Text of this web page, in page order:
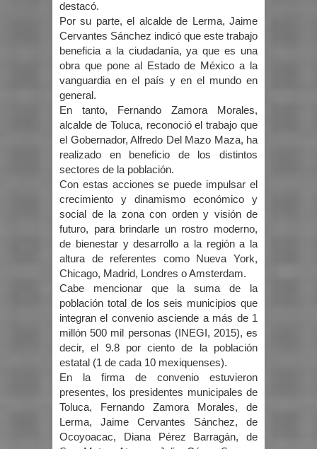
destacó.
Por su parte, el alcalde de Lerma, Jaime
Cervantes Sánchez indicó que este trabajo
beneficia a la ciudadanía, ya que es una
obra que pone al Estado de México a la
vanguardia en el país y en el mundo en
general.
En tanto, Fernando Zamora Morales,
alcalde de Toluca, reconoció el trabajo que
el Gobernador, Alfredo Del Mazo Maza, ha
realizado en beneficio de los distintos
sectores de la población.
Con estas acciones se puede impulsar el
crecimiento y dinamismo económico y
social de la zona con orden y visión de
futuro, para brindarle un rostro moderno,
de bienestar y desarrollo a la región a la
altura de referentes como Nueva York,
Chicago, Madrid, Londres o Amsterdam.
Cabe mencionar que la suma de la
población total de los seis municipios que
integran el convenio asciende a más de 1
millón 500 mil personas (INEGI, 2015), es
decir, el 9.8 por ciento de la población
estatal (1 de cada 10 mexiquenses).
En la firma de convenio estuvieron
presentes, los presidentes municipales de
Toluca, Fernando Zamora Morales, de
Lerma, Jaime Cervantes Sánchez, de
Ocoyoacac, Diana Pérez Barragán, de